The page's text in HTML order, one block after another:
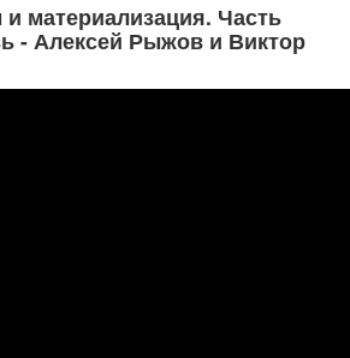
материализация. Часть
- Алексей Рыжов и Виктор